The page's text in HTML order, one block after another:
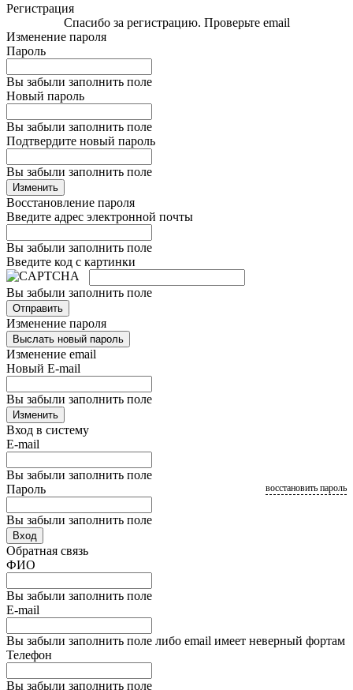
Регистрация
Спасибо за регистрацию. Проверьте email
Изменение пароля
Пароль
Вы забыли заполнить поле
Новый пароль
Вы забыли заполнить поле
Подтвердите новый пароль
Вы забыли заполнить поле
Изменить
Восстановление пароля
Введите адрес электронной почты
Вы забыли заполнить поле
Введите код с картинки
Вы забыли заполнить поле
Отправить
Изменение пароля
Выслать новый пароль
Изменение email
Новый E-mail
Вы забыли заполнить поле
Изменить
Вход в систему
E-mail
Вы забыли заполнить поле
Пароль
Вы забыли заполнить поле
восстановить пароль
Вход
Обратная связь
ФИО
Вы забыли заполнить поле
E-mail
Вы забыли заполнить поле либо email имеет неверный фортам
Телефон
Вы забыли заполнить поле